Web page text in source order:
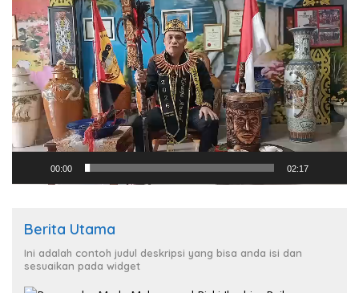
Video
00:00 02:17
Berita Utama
Ini adalah contoh judul deskripsi yang bisa anda isi dan
sesuaikan pada widget